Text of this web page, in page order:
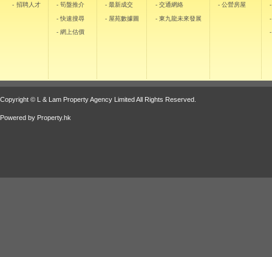
- 招聘人才 - 筍盤推介
- 快速搜尋
- 網上估價
- 最新成交
- 屋苑數據圖
- 交通網絡
- 東九龍未來發展
- 公營房屋
Copyright © L & Lam Property Agency Limited All Rights Reserved.
Powered by Property.hk